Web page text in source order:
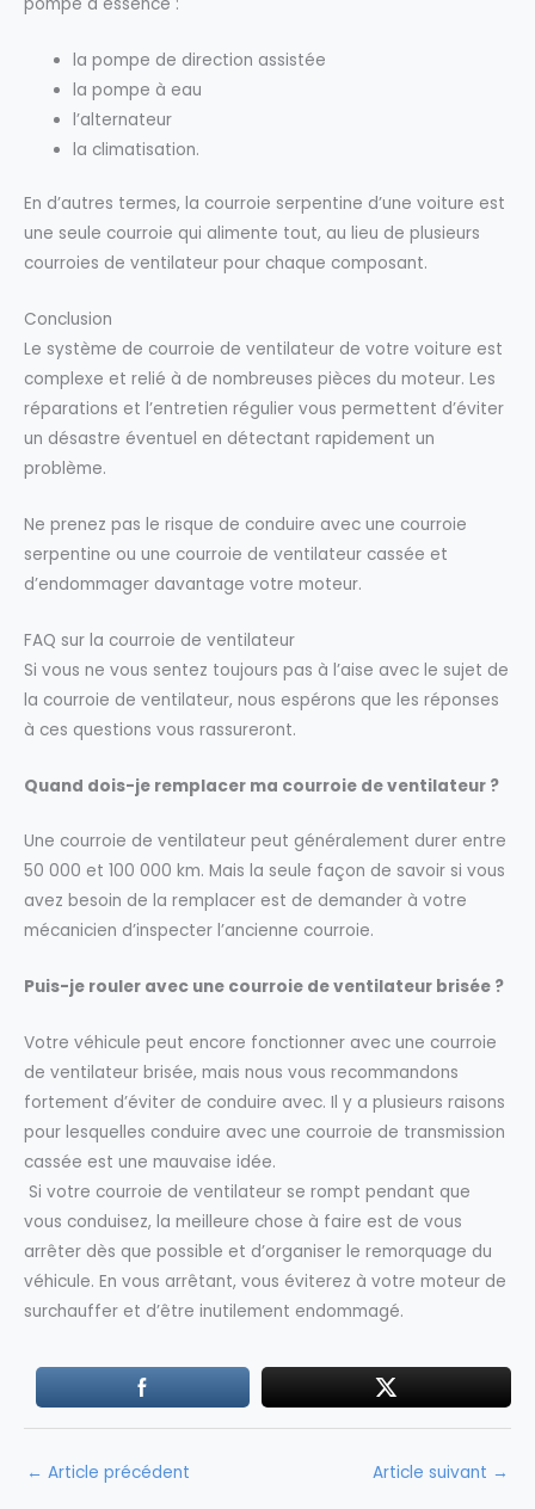
la pompe de direction assistée
la pompe à eau
l’alternateur
la climatisation.
En d’autres termes, la courroie serpentine d’une voiture est
une seule courroie qui alimente tout, au lieu de plusieurs
courroies de ventilateur pour chaque composant.
Conclusion
Le système de courroie de ventilateur de votre voiture est
complexe et relié à de nombreuses pièces du moteur. Les
réparations et l’entretien régulier vous permettent d’éviter
un désastre éventuel en détectant rapidement un
problème.
Ne prenez pas le risque de conduire avec une courroie
serpentine ou une courroie de ventilateur cassée et
d’endommager davantage votre moteur.
FAQ sur la courroie de ventilateur
Si vous ne vous sentez toujours pas à l’aise avec le sujet de
la courroie de ventilateur, nous espérons que les réponses
à ces questions vous rassureront.
Quand dois-je remplacer ma courroie de ventilateur ?
Une courroie de ventilateur peut généralement durer entre
50 000 et 100 000 km. Mais la seule façon de savoir si vous
avez besoin de la remplacer est de demander à votre
mécanicien d’inspecter l’ancienne courroie.
Puis-je rouler avec une courroie de ventilateur brisée ?
Votre véhicule peut encore fonctionner avec une courroie
de ventilateur brisée, mais nous vous recommandons
fortement d’éviter de conduire avec. Il y a plusieurs raisons
pour lesquelles conduire avec une courroie de transmission
cassée est une mauvaise idée.
Si votre courroie de ventilateur se rompt pendant que
vous conduisez, la meilleure chose à faire est de vous
arrêter dès que possible et d’organiser le remorquage du
véhicule. En vous arrêtant, vous éviterez à votre moteur de
surchauffer et d’être inutilement endommagé.
← Article précédent Article suivant →